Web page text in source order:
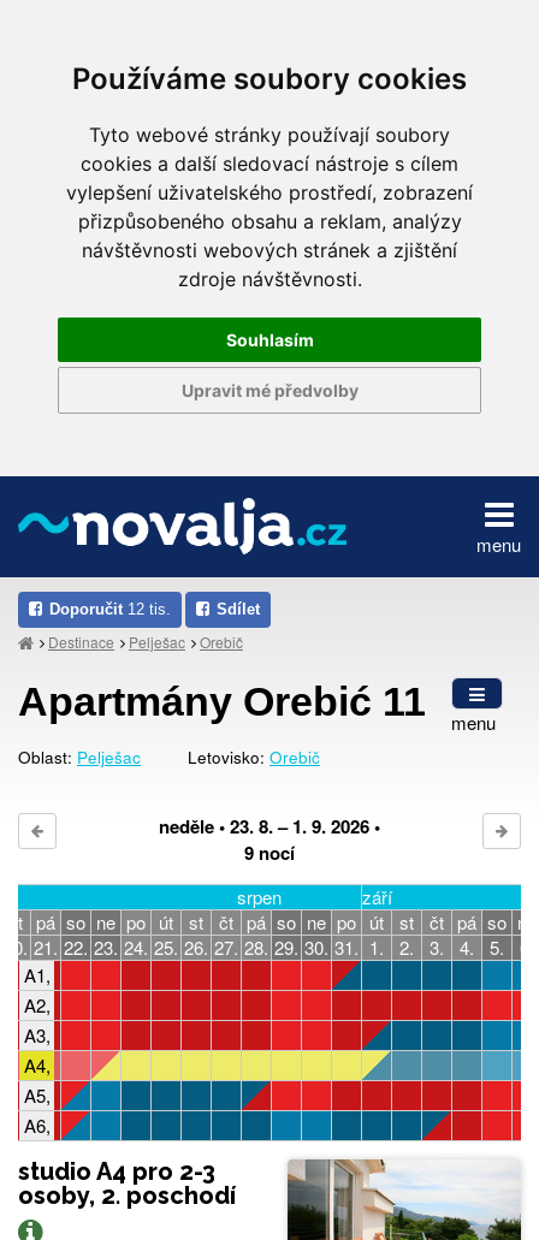
Používáme soubory cookies
Tyto webové stránky používají soubory
cookies a další sledovací nástroje s cílem
vylepšení uživatelského prostředí, zobrazení
přizpůsobeného obsahu a reklam, analýzy
návštěvnosti webových stránek a zjištění
zdroje návštěvnosti.
Souhlasím
Upravit mé předvolby
menu
Doporučit 12 tis. Sdílet
Destinace Pelješac Orebič
menu
Apartmány Orebić 11
Oblast: Pelješac Letovisko: Orebič
neděle • 23. 8. – 1. 9. 2026 •
9 nocí
srpen
září
čt pá so ne po út st čt pá so ne po út st čt pá so ne
20. 21. 22. 23. 24. 25. 26. 27. 28. 29. 30. 31. 1. 2. 3. 4. 5.
6.
A1, 4 osoby, 2 ložnice
A2, studio, 2-3 osoby
A3, 4 osoby, 2 ložnice
A4, studio, 2-3 osoby
A5, 2-3 osoby, 1 ložnice
A6, 4-5 osob, 2 ložnice
studio A4 pro 2-3
osoby, 2. poschodí